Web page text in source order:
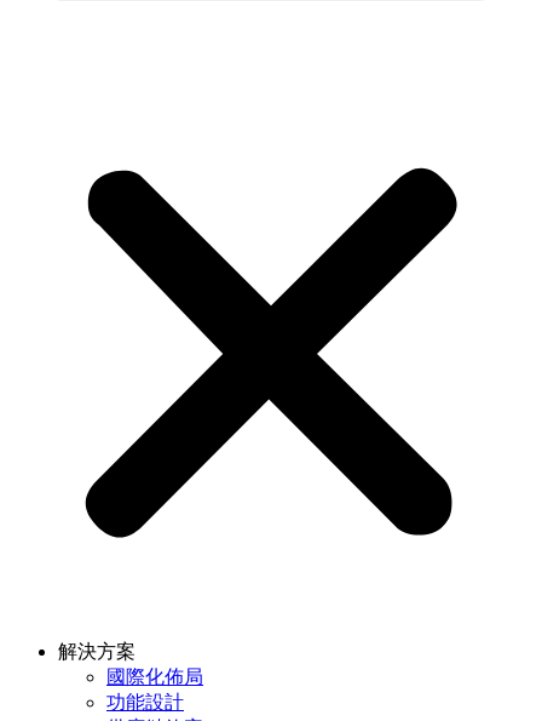
解決方案
國際化佈局
功能設計